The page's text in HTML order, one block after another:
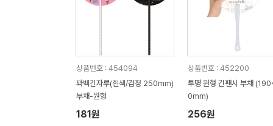
상품번호 : 454094
꽈백긴자루(흰색/검정 250mm)
부채-원형
181원
상품번호 : 452200
투명 원형 긴팬시 부채
0mm)
256원